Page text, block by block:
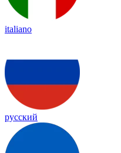
italiano
русский